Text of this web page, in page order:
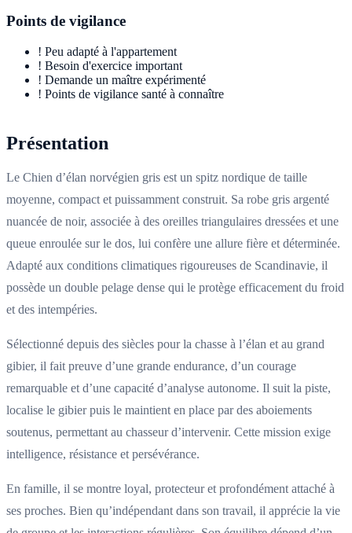
Points de vigilance
! Peu adapté à l'appartement
! Besoin d'exercice important
! Demande un maître expérimenté
! Points de vigilance santé à connaître
Présentation
Le Chien d’élan norvégien gris est un spitz nordique de taille
moyenne, compact et puissamment construit. Sa robe gris argenté
nuancée de noir, associée à des oreilles triangulaires dressées et une
queue enroulée sur le dos, lui confère une allure fière et déterminée.
Adapté aux conditions climatiques rigoureuses de Scandinavie, il
possède un double pelage dense qui le protège efficacement du froid
et des intempéries.
Sélectionné depuis des siècles pour la chasse à l’élan et au grand
gibier, il fait preuve d’une grande endurance, d’un courage
remarquable et d’une capacité d’analyse autonome. Il suit la piste,
localise le gibier puis le maintient en place par des aboiements
soutenus, permettant au chasseur d’intervenir. Cette mission exige
intelligence, résistance et persévérance.
En famille, il se montre loyal, protecteur et profondément attaché à
ses proches. Bien qu’indépendant dans son travail, il apprécie la vie